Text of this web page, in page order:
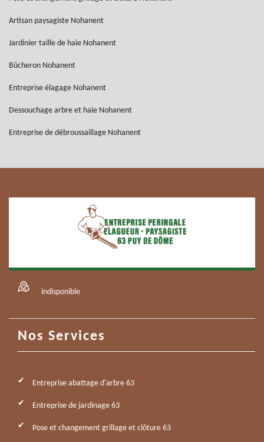
Artisan paysagiste Nohanent
Jardinier taille de haie Nohanent
Bûcheron Nohanent
Entreprise élagage Nohanent
Dessouchage arbre et haie Nohanent
Entreprise de débroussaillage Nohanent
indisponible
Nos Services
Entreprise abattage d'arbre 63
Entreprise de jardinage 63
Pose et changement grillage et clôture 63